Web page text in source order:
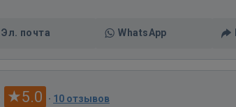
Эл. почта WhatsApp
5.0 · 10 отзывов